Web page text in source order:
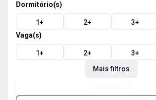
Dormitório(s)
1+ 2+ 3+
Vaga(s)
1+ 2+ 3+
Mais filtros